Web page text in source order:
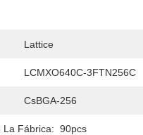
Lattice
LCMXO640C-3FTN256C
CsBGA-256
La Fábrica: 90pcs